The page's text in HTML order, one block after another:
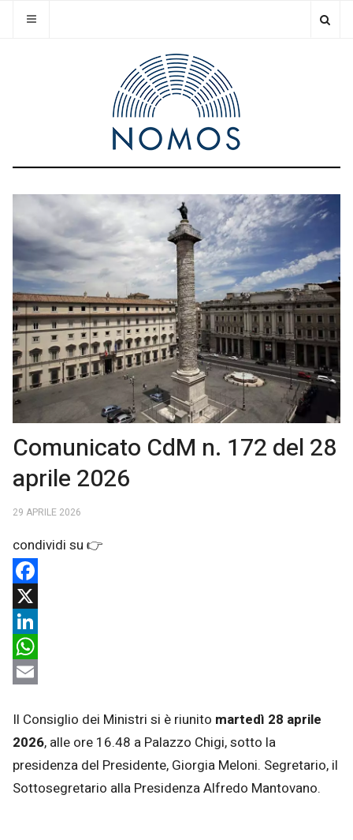
Comunicato CdM n. 172 del 28
aprile 2026
29 APRILE 2026
Facebook
X
LinkedIn
WhatsApp
Il Consiglio dei Ministri si è riunito martedì 28 aprile
2026, alle ore 16.48 a Palazzo Chigi, sotto la
presidenza del Presidente, Giorgia Meloni. Segretario, il
Sottosegretario alla Presidenza Alfredo Mantovano.